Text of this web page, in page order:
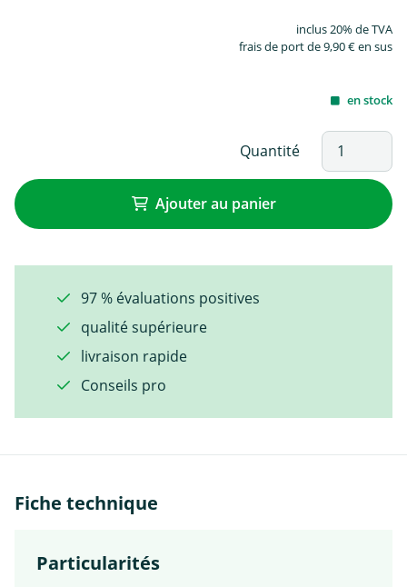
inclus 20% de TVA
frais de port de 9,90 € en sus
en stock
Quantité
Ajouter au panier
97 % évaluations positives
qualité supérieure
livraison rapide
Conseils pro
Fiche technique
Particularités